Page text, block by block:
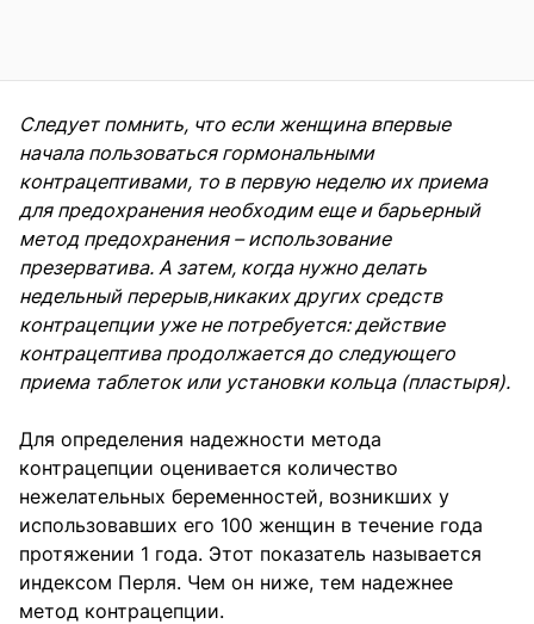
Следует помнить, что если женщина впервые
начала пользоваться гормональными
контрацептивами, то в первую неделю их приема
для предохранения необходим еще и барьерный
метод предохранения – использование
презерватива. А затем, когда нужно делать
недельный перерыв,никаких других средств
контрацепции уже не потребуется: действие
контрацептива продолжается до следующего
приема таблеток или установки кольца (пластыря).
Для определения надежности метода
контрацепции оценивается количество
нежелательных беременностей, возникших у
использовавших его 100 женщин в течение года
протяжении 1 года. Этот показатель называется
индексом Перля. Чем он ниже, тем надежнее
метод контрацепции.